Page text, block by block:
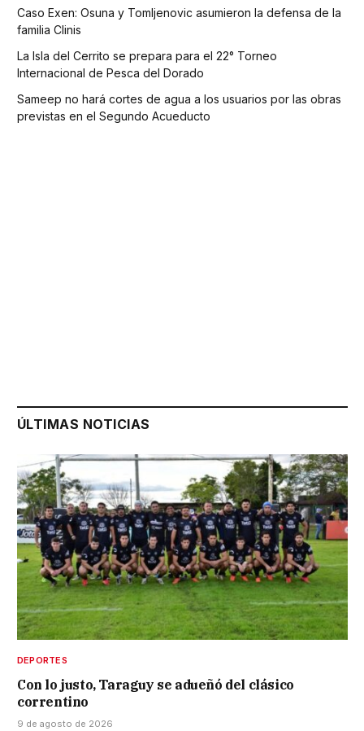
Caso Exen: Osuna y Tomljenovic asumieron la defensa de la
familia Clinis
La Isla del Cerrito se prepara para el 22° Torneo
Internacional de Pesca del Dorado
Sameep no hará cortes de agua a los usuarios por las obras
previstas en el Segundo Acueducto
ÚLTIMAS NOTICIAS
DEPORTES
Con lo justo, Taraguy se adueñó del clásico
correntino
9 de agosto de 2026